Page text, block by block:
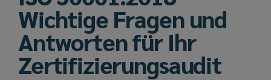
Wichtige Fragen und
Antworten für Ihr
Zertifizierungsaudit